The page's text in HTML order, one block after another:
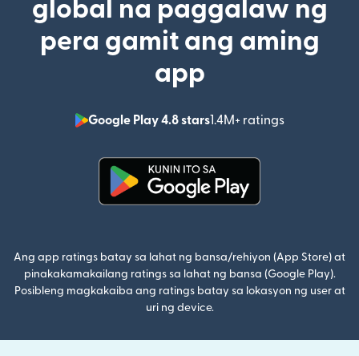
global na paggalaw ng
pera gamit ang aming
app
Google Play 4.8 stars1.4M+ ratings
(bubukas
Ang app ratings batay sa lahat ng bansa/rehiyon (App Store) at
pinakakamakailang ratings sa lahat ng bansa (Google Play).
Posibleng magkakaiba ang ratings batay sa lokasyon ng user at
uri ng device.